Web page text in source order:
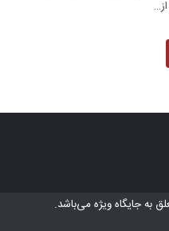
بهجایگاه ویژهمی‌باشد.